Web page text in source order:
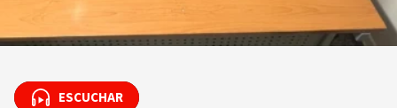
ESCUCHAR
ESCUCHAR